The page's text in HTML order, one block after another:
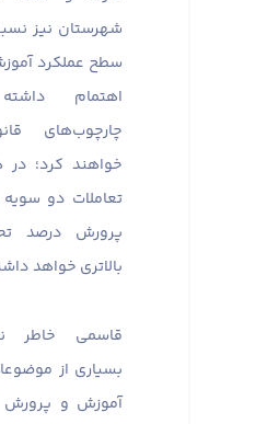
شهرستان نیز
سطح عملکرد
اهتمام
چارچوب‌های
خواهند کرد؛ در
تعاملات دو
پرورش درصد
بالاتری خواهد
قاسمی خاطر
بسیاری از
آموزش و پرورش